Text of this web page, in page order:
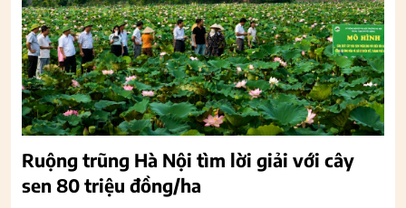
Ruộng trũng Hà Nội tìm lời giải với cây
sen 80 triệu đồng/ha